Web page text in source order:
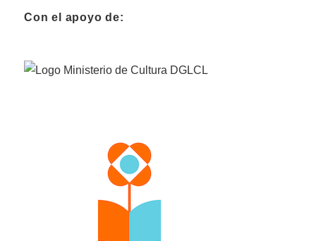
Con el apoyo de: